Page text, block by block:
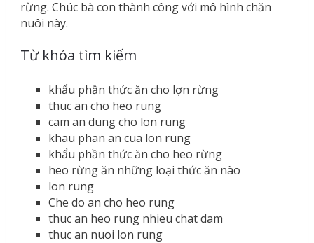
rừng. Chúc bà con thành công với mô hình chăn
nuôi này.
Từ khóa tìm kiếm
khẩu phần thức ăn cho lợn rừng
thuc an cho heo rung
cam an dung cho lon rung
khau phan an cua lon rung
khẩu phần thức ăn cho heo rừng
heo rừng ăn những loại thức ăn nào
lon rung
Che do an cho heo rung
thuc an heo rung nhieu chat dam
thuc an nuoi lon rung